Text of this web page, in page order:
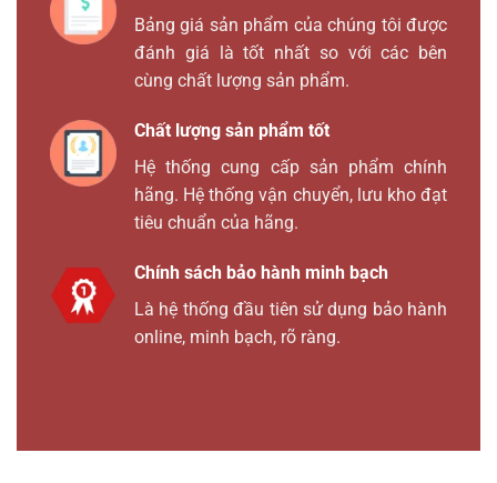
Bảng giá sản phẩm của chúng tôi được
đánh giá là tốt nhất so với các bên
cùng chất lượng sản phẩm.
Chất lượng sản phẩm tốt
Hệ thống cung cấp sản phẩm chính
hãng. Hệ thống vận chuyển, lưu kho đạt
tiêu chuẩn của hãng.
Chính sách bảo hành minh bạch
Là hệ thống đầu tiên sử dụng bảo hành
online, minh bạch, rõ ràng.